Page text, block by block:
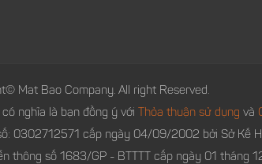
Mat Bao Company. All right Reserved.
nghĩa là bạn đồng ý với Thỏa thuận sử dụng và
0302712571 cấp ngày 04/09/2002 bởi Sở Kế
thông số 1683/GP - BTTTT cấp ngày 01 tháng